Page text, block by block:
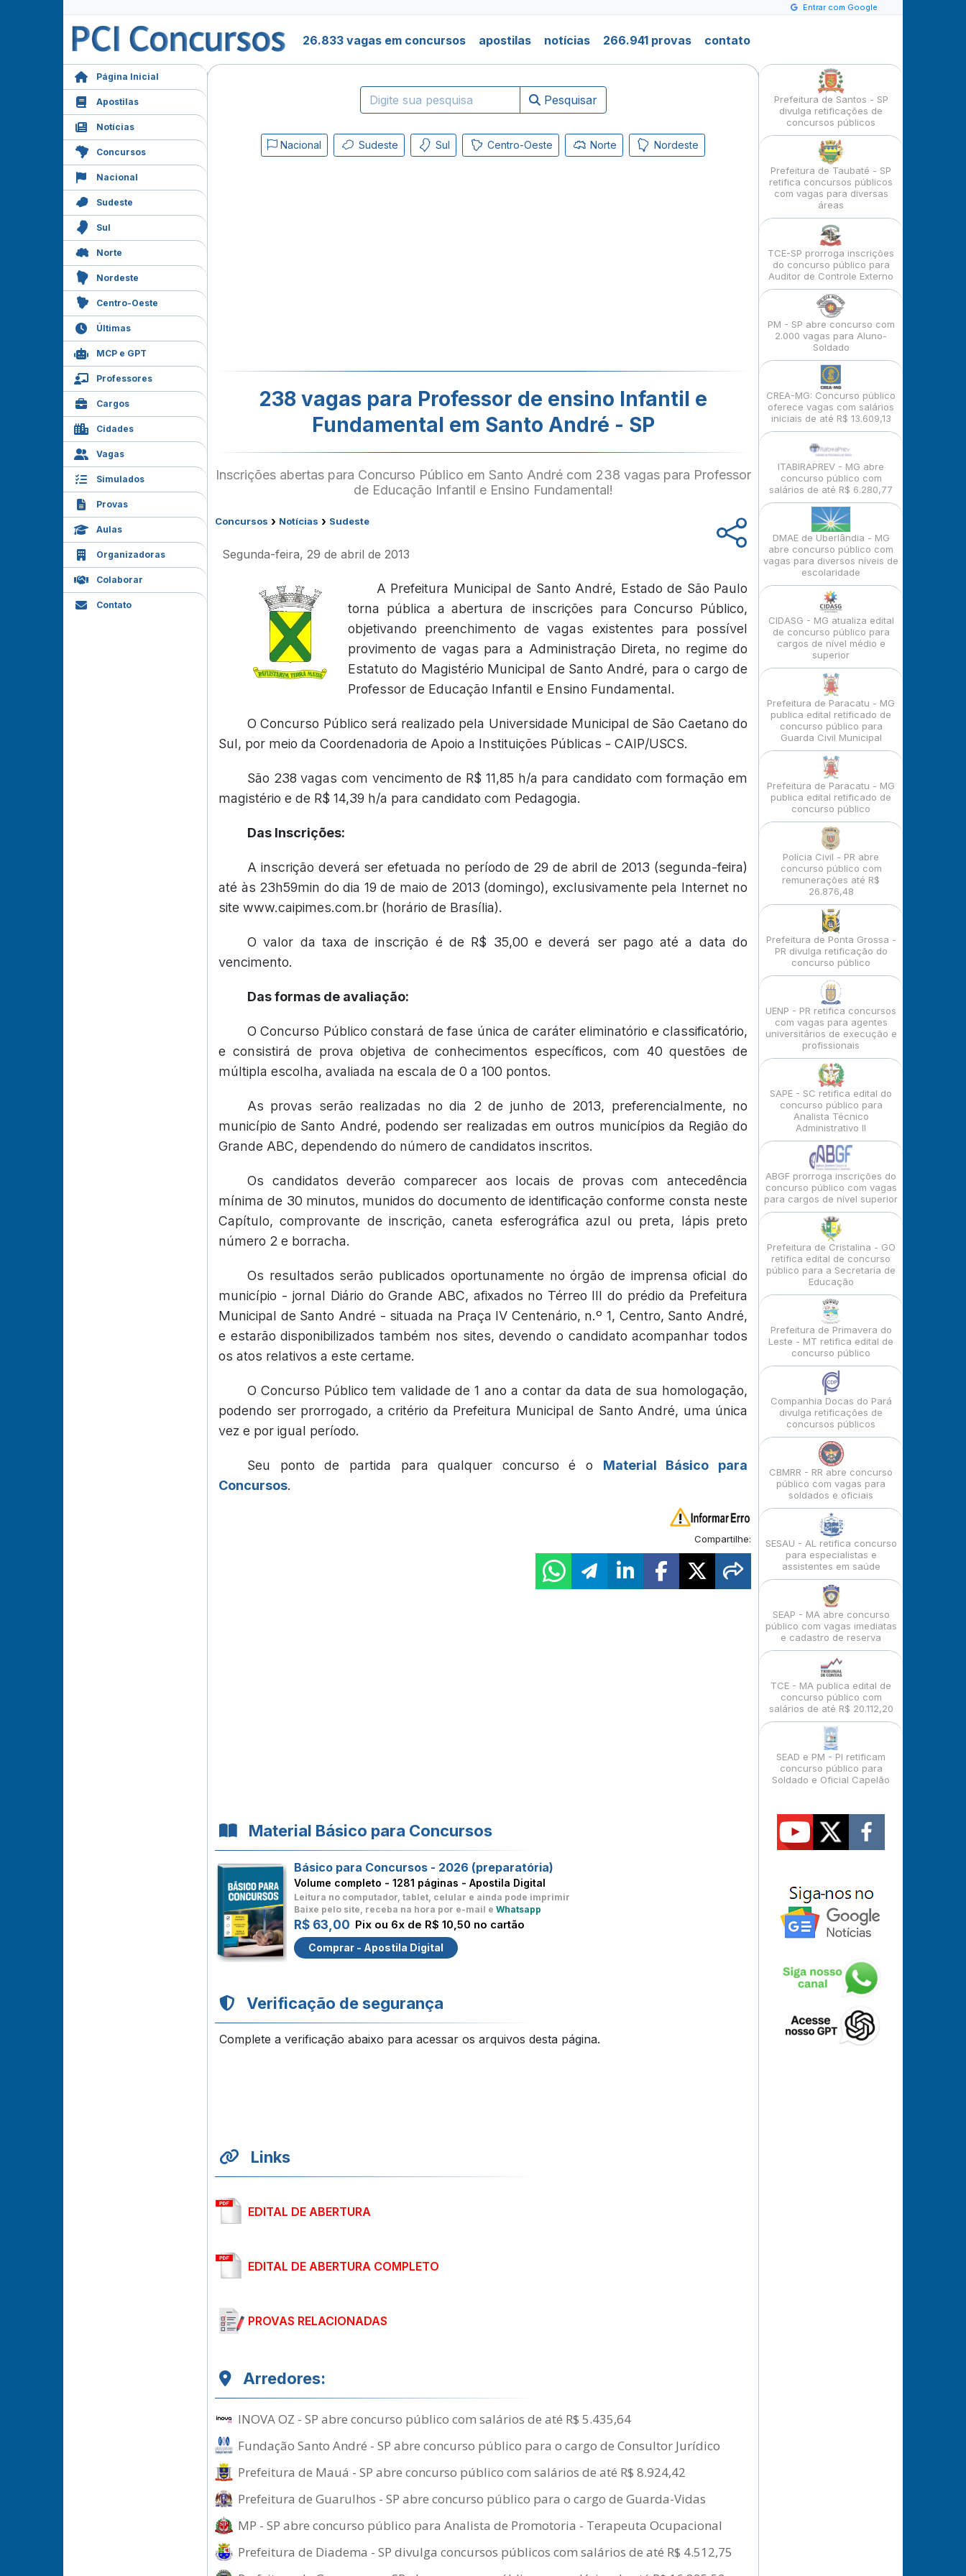
Entrar com Google
26.833 vagas em concursos apostilas notícias 266.941 provas contato
Página Inicial
Apostilas
Notícias
Concursos
Nacional
Sudeste
Sul
Norte
Nordeste
Centro-Oeste
Últimas
MCP e GPT
Professores
Cargos
Cidades
Vagas
Simulados
Provas
Aulas
Organizadoras
Colaborar
Contato
Pesquisar
Nacional Sudeste Sul Centro-Oeste Norte Nordeste
238 vagas para Professor de ensino Infantil e
Fundamental em Santo André - SP
Inscrições abertas para Concurso Público em Santo André com 238 vagas para Professor
de Educação Infantil e Ensino Fundamental!
Concursos › Notícias › Sudeste
Segunda-feira, 29 de abril de 2013
A Prefeitura Municipal de Santo André, Estado de São Paulo
torna pública a abertura de inscrições para Concurso Público,
objetivando preenchimento de vagas existentes para possível
provimento de vagas para a Administração Direta, no regime do
Estatuto do Magistério Municipal de Santo André, para o cargo de
Professor de Educação Infantil e Ensino Fundamental.
O Concurso Público será realizado pela Universidade Municipal de São Caetano do
Sul, por meio da Coordenadoria de Apoio a Instituições Públicas - CAIP/USCS.
São 238 vagas com vencimento de R$ 11,85 h/a para candidato com formação em
magistério e de R$ 14,39 h/a para candidato com Pedagogia.
Das Inscrições:
A inscrição deverá ser efetuada no período de 29 de abril de 2013 (segunda-feira)
até às 23h59min do dia 19 de maio de 2013 (domingo), exclusivamente pela Internet no
site www.caipimes.com.br (horário de Brasília).
O valor da taxa de inscrição é de R$ 35,00 e deverá ser pago até a data do
vencimento.
Das formas de avaliação:
O Concurso Público constará de fase única de caráter eliminatório e classificatório,
e consistirá de prova objetiva de conhecimentos específicos, com 40 questões de
múltipla escolha, avaliada na escala de 0 a 100 pontos.
As provas serão realizadas no dia 2 de junho de 2013, preferencialmente, no
município de Santo André, podendo ser realizadas em outros municípios da Região do
Grande ABC, dependendo do número de candidatos inscritos.
Os candidatos deverão comparecer aos locais de provas com antecedência
mínima de 30 minutos, munidos do documento de identificação conforme consta neste
Capítulo, comprovante de inscrição, caneta esferográfica azul ou preta, lápis preto
número 2 e borracha.
Os resultados serão publicados oportunamente no órgão de imprensa oficial do
município - jornal Diário do Grande ABC, afixados no Térreo III do prédio da Prefeitura
Municipal de Santo André - situada na Praça IV Centenário, n.º 1, Centro, Santo André,
e estarão disponibilizados também nos sites, devendo o candidato acompanhar todos
os atos relativos a este certame.
O Concurso Público tem validade de 1 ano a contar da data de sua homologação,
podendo ser prorrogado, a critério da Prefeitura Municipal de Santo André, uma única
vez e por igual período.
Seu ponto de partida para qualquer concurso é o Material Básico para
Concursos.
Compartilhe:
Material Básico para Concursos
Básico para Concursos - 2026 (preparatória)
Volume completo - 1281 páginas - Apostila Digital
Leitura no computador, tablet, celular e ainda pode imprimir
Baixe pelo site, receba na hora por e-mail e Whatsapp
R$ 63,00 Pix ou 6x de R$ 10,50 no cartão
Comprar - Apostila Digital
Verificação de segurança
Complete a verificação abaixo para acessar os arquivos desta página.
Links
EDITAL DE ABERTURA
EDITAL DE ABERTURA COMPLETO
PROVAS RELACIONADAS
Arredores:
INOVA OZ - SP abre concurso público com salários de até R$ 5.435,64
Fundação Santo André - SP abre concurso público para o cargo de Consultor Jurídico
Prefeitura de Mauá - SP abre concurso público com salários de até R$ 8.924,42
Prefeitura de Guarulhos - SP abre concurso público para o cargo de Guarda-Vidas
MP - SP abre concurso público para Analista de Promotoria - Terapeuta Ocupacional
Prefeitura de Diadema - SP divulga concursos públicos com salários de até R$ 4.512,75
Prefeitura de Santos - SP
divulga retificações de
concursos públicos
Prefeitura de Taubaté - SP
retifica concursos públicos
com vagas para diversas
áreas
TCE-SP prorroga inscrições
do concurso público para
Auditor de Controle Externo
PM - SP abre concurso com
2.000 vagas para Aluno-
Soldado
CREA-MG: Concurso público
oferece vagas com salários
iniciais de até R$ 13.609,13
ITABIRAPREV - MG abre
concurso público com
salários de até R$ 6.280,77
DMAE de Uberlândia - MG
abre concurso público com
vagas para diversos níveis de
escolaridade
CIDASG - MG atualiza edital
de concurso público para
cargos de nível médio e
superior
Prefeitura de Paracatu - MG
publica edital retificado de
concurso público para
Guarda Civil Municipal
Prefeitura de Paracatu - MG
publica edital retificado de
concurso público
Polícia Civil - PR abre
concurso público com
remunerações até R$
26.876,48
Prefeitura de Ponta Grossa -
PR divulga retificação do
concurso público
UENP - PR retifica concursos
com vagas para agentes
universitários de execução e
profissionais
SAPE - SC retifica edital do
concurso público para
Analista Técnico
Administrativo II
ABGF prorroga inscrições do
concurso público com vagas
para cargos de nível superior
Prefeitura de Cristalina - GO
retifica edital de concurso
público para a Secretaria de
Educação
Prefeitura de Primavera do
Leste - MT retifica edital de
concurso público
Companhia Docas do Pará
divulga retificações de
concursos públicos
CBMRR - RR abre concurso
público com vagas para
soldados e oficiais
SESAU - AL retifica concurso
para especialistas e
assistentes em saúde
SEAP - MA abre concurso
público com vagas imediatas
e cadastro de reserva
TCE - MA publica edital de
concurso público com
salários de até R$ 20.112,20
SEAD e PM - PI retificam
concurso público para
Soldado e Oficial Capelão